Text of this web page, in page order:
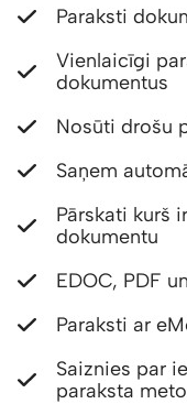
Paraksti
Vienlaicīgi
dokumentus
Nosūti drošu
Saņem
Pārskati kurš
dokumentu
EDOC, PDF
Paraksti ar
Saiznies par
paraksta